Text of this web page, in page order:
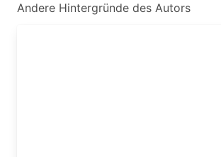
Andere Hintergründe des Autors